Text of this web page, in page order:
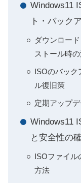
Windows11
ト・バック
ダウンロー
ストール時
ISOのバック
ル復旧策
定期アップ
Windows11
と安全性の
ISOファイル
方法